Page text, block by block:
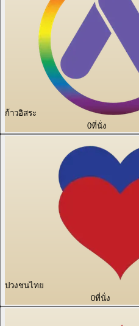
ก้าวอิสระ
0ที่นั่ง
ปวงชนไทย
0ที่นั่ง